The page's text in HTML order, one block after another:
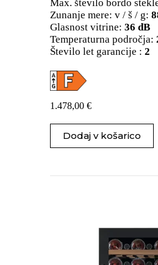
Max. število bordo
Zunanje mere: v / š / g:
Glasnost vitrine: 36 dB
Temperaturna področja:
Število let garancije : 2
1.478,00 €
Dodaj v košarico